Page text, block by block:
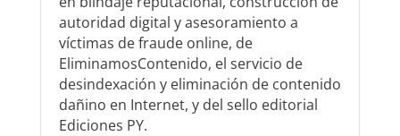
autoridad digital y asesoramiento a
víctimas de fraude online, de
EliminamosContenido, el servicio de
desindexación y eliminación de contenido
dañino en Internet, y del sello editorial
Ediciones PY.